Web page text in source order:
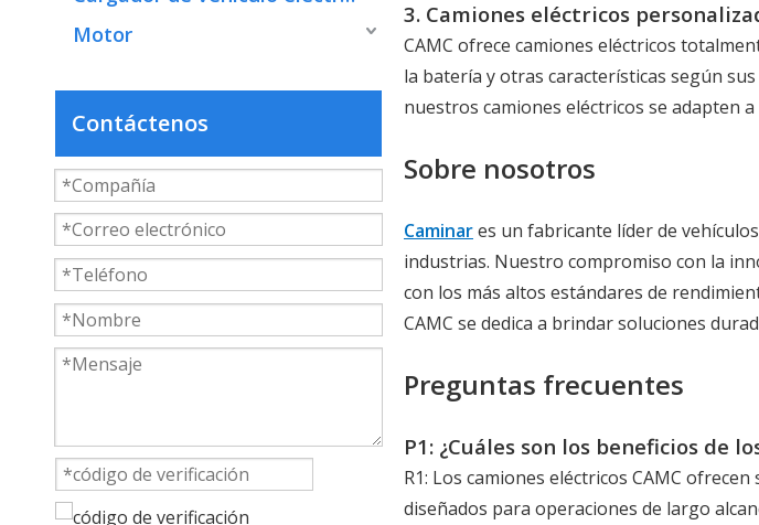
Motor
Contáctenos
3. Camiones eléctricos
CAMC ofrece camiones eléctricos
la batería y otras características según
nuestros camiones eléctricos se adapten
Sobre nosotros
Caminares un fabricante líder de
industrias. Nuestro compromiso con la
con los más altos estándares de
CAMC se dedica a brindar soluciones
Preguntas frecuentes
P1: ¿Cuáles son los beneficios de
R1: Los camiones eléctricos CAMC
diseñados para operaciones de largo